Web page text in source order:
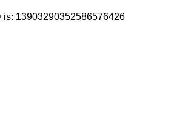
is: 13903290352586576426